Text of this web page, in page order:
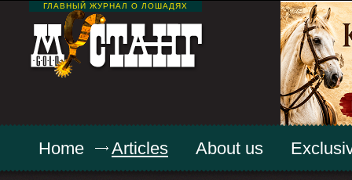
ГЛАВНЫЙ ЖУРНАЛ О ЛОШАДЯХ
Home Articles About us